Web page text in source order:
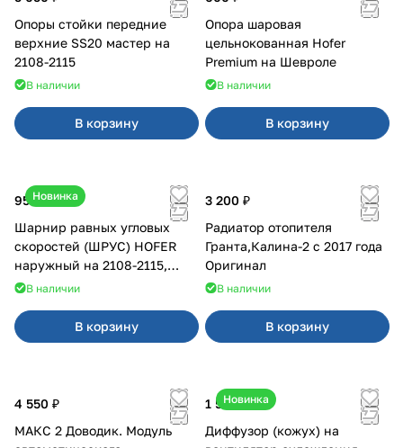
Опоры стойки передние
верхние SS20 мастер на
2108-2115
В наличии
В корзину
Опора шаровая
цельнокованная Hofer
Premium на Шевроле
В наличии
В корзину
Новинка
950 ₽
Шарнир равных угловых
скоростей (ШРУС) HOFER
наружный на 2108-2115,
2110-2112
В наличии
В корзину
3 200 ₽
Радиатор отопителя
Гранта,Калина-2 с 2017 года
Оригинал
В наличии
В корзину
4 550 ₽
МАКС 2 Доводик. Модуль
Новинка
1 500 ₽
Диффузор (кожух) на